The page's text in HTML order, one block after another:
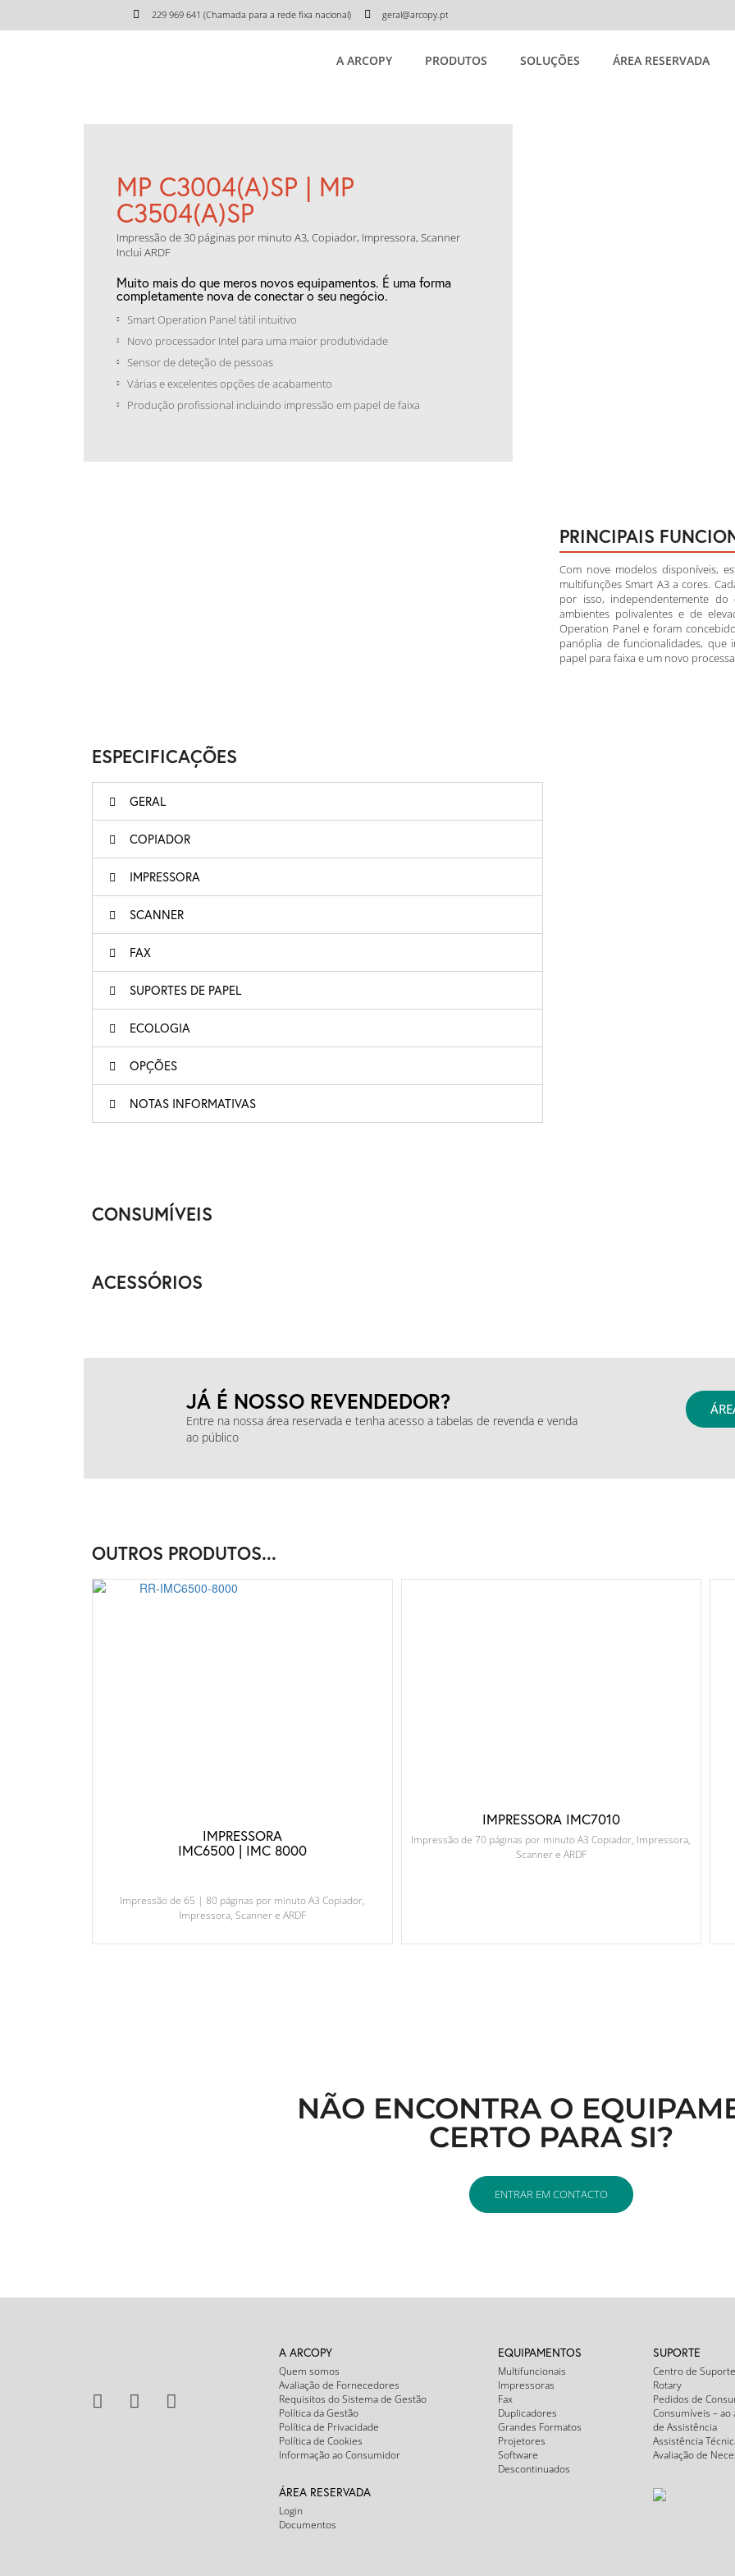
229 969 641 (Chamada para a rede fixa nacional) geral@arcopy.pt
A ARCOPY PRODUTOS SOLUÇÕES ÁREA RESERVADA
MP C3004(A)SP | MP
C3504(A)SP
Impressão de 30 páginas por minuto A3, Copiador, Impressora, Scanner
Inclui ARDF
Muito mais do que meros novos equipamentos. É uma forma
completamente nova de conectar o seu negócio.
Smart Operation Panel tátil intuitivo
Novo processador Intel para uma maior produtividade
Sensor de deteção de pessoas
Várias e excelentes opções de acabamento
Produção profissional incluindo impressão em papel de faixa
PRINCIPAIS
Com nove modelos disponíveis,
multifunções Smart A3 a cores.
por isso, independentemente
ambientes polivalentes e de
Operation Panel e foram
panóplia de funcionalidades, que
papel para faixa e um novo
ESPECIFICAÇÕES
GERAL
COPIADOR
IMPRESSORA
SCANNER
FAX
SUPORTES DE PAPEL
ECOLOGIA
OPÇÕES
NOTAS INFORMATIVAS
CONSUMÍVEIS
ACESSÓRIOS
JÁ É NOSSO REVENDEDOR?
Entre na nossa área reservada e tenha acesso a tabelas de revenda e venda
ao público
OUTROS PRODUTOS...
IMPRESSORA
IMC6500 | IMC 8000
Impressão de 65 | 80 páginas por minuto A3 Copiador,
Impressora, Scanner e ARDF
IMPRESSORA IMC7010
Impressão de 70 páginas por minuto A3 Copiador, Impressora,
Scanner e ARDF
NÃO ENCONTRA O
CERTO PARA SI?
ENTRAR EM CONTACTO
A ARCOPY
Quem somos
Avaliação de Fornecedores
Requisitos do Sistema de Gestão
Política da Gestão
Política de Privacidade
Política de Cookies
Informação ao Consumidor
ÁREA RESERVADA
Login
Documentos
EQUIPAMENTOS
Multifuncionais
Impressoras
Fax
Duplicadores
Grandes Formatos
Projetores
Software
Descontinuados
SUPORTE
Centro de
Rotary
Pedidos de
Consumíveis –
de Assistência
Assistência
Avaliação de